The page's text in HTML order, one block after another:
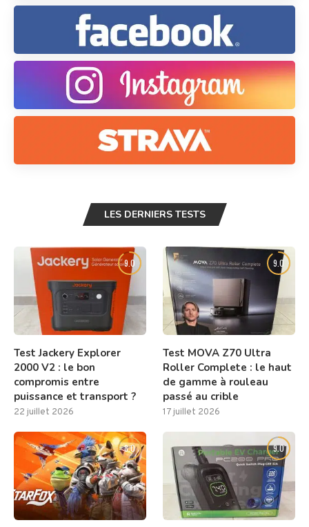
LES DERNIERS TESTS
9.0
Test Jackery Explorer
2000 V2 : le bon
compromis entre
puissance et transport ?
22 juillet 2026
9.0
Test MOVA Z70 Ultra
Roller Complete : le haut
de gamme à rouleau
passé au crible
17 juillet 2026
8.0 9.0